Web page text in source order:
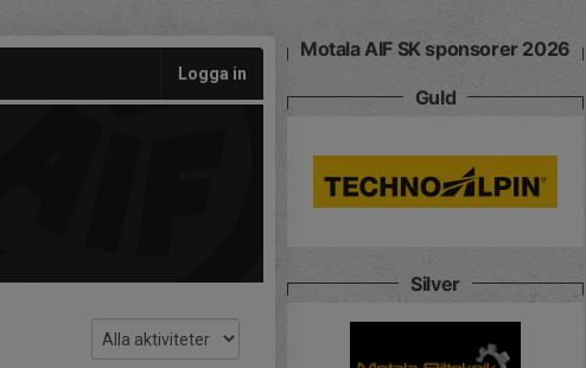
Logga in
Motala AIF SK sponsorer 2026
Guld
Silver